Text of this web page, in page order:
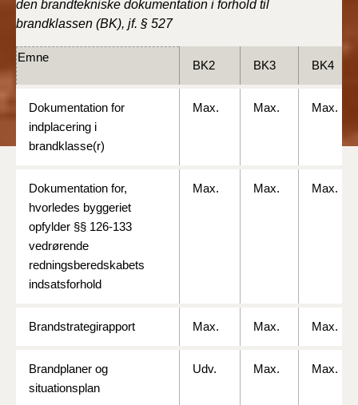
den brandtekniske dokumentation i forhold til
brandklassen (BK), jf. § 527
Emne
BK2 BK3 BK4
Dokumentation for
indplacering i
brandklasse(r)
Max. Max. Max.
Dokumentation for,
hvorledes byggeriet
opfylder §§ 126-133
vedrørende
redningsberedskabets
indsatsforhold
Max. Max. Max.
Brandstrategirapport Max. Max. Max.
Brandplaner og
situationsplan
Udv. Max. Max.